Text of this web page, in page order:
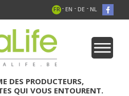
FR - EN - DE - NL
DES PRODUCTEURS,
QUI VOUS ENTOURENT.